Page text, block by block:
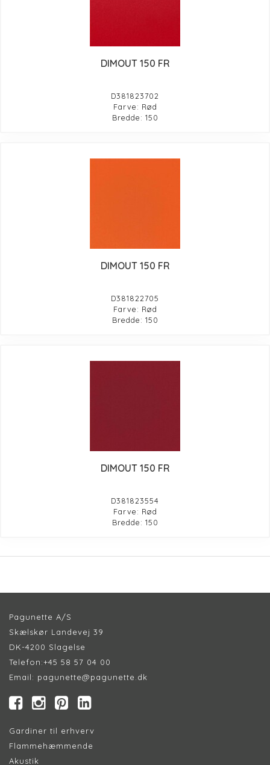
DIMOUT 150 FR
D381823702
Farve: Rød
Bredde: 150
DIMOUT 150 FR
D381822705
Farve: Rød
Bredde: 150
DIMOUT 150 FR
D381823554
Farve: Rød
Bredde: 150
Pagunette A/S
Skælskør Landevej 39
DK-4200 Slagelse
Telefon:+45 58 57 04 00
Email: pagunette@pagunette.dk
Gardiner til erhverv
Flammehæmmende
Akustik